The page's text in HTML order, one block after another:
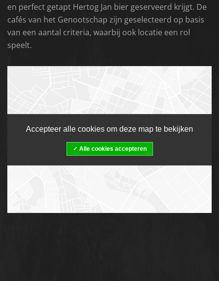
en perfect getapt Hertog Jan bier geserveerd krijgt. De
cafés van het Genootschap zijn geselecteerd op basis
van een aantal criteria, waarbij ook locatie een rol
speelt.
Accepteer alle cookies om deze map te bekijken
Alle cookies accepteren